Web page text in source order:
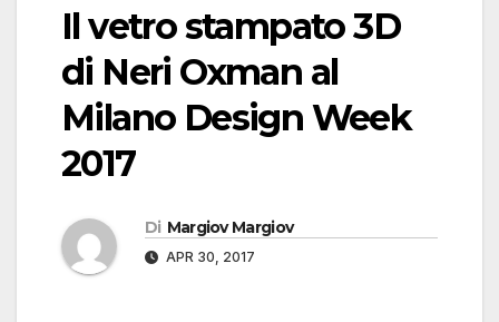
Il vetro stampato 3D
di Neri Oxman al
Milano Design Week
2017
Di Margiov Margiov
APR 30, 2017